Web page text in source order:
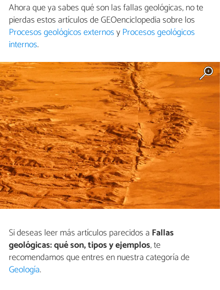
Ahora que ya sabes qué son las fallas geológicas, no te
pierdas estos artículos de GEOenciclopedia sobre los
Procesos geológicos externosyProcesos geológicos
internos.
Si deseas leer más artículos parecidos a Fallas
geológicas: qué son, tipos y ejemplos, te
recomendamos que entres en nuestra categoría de
Geología.